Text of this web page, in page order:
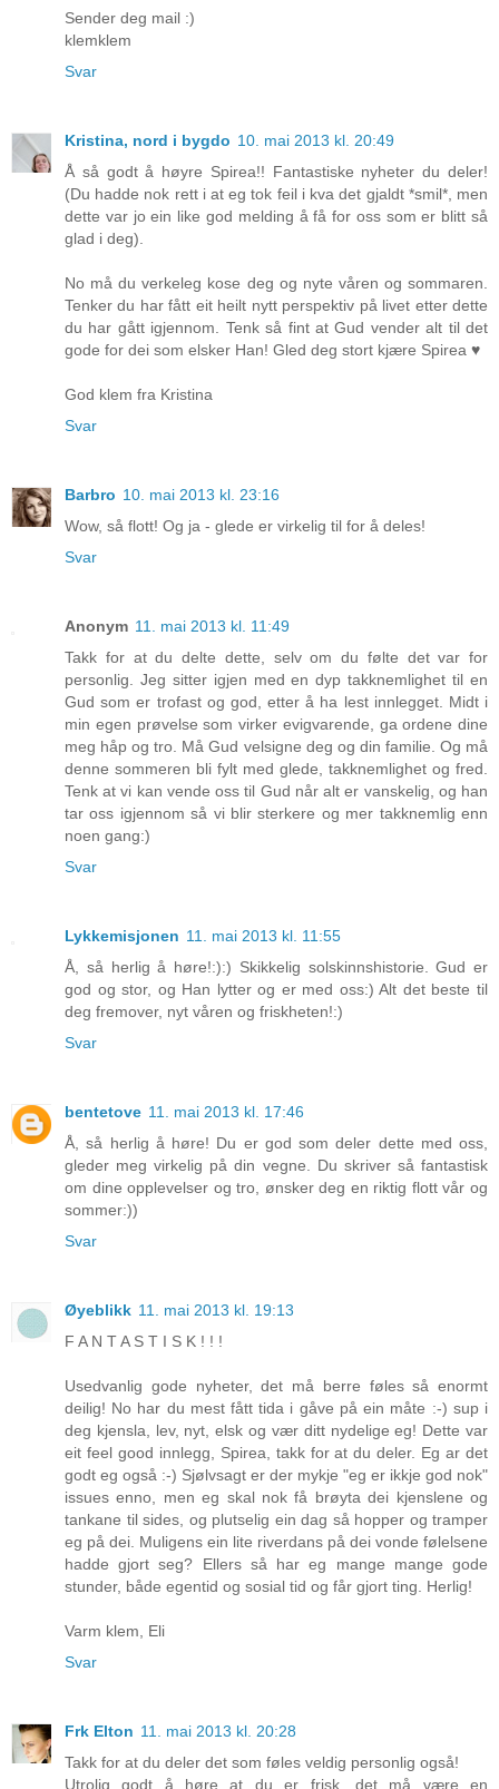
Sender deg mail :)
klemklem
Svar
Kristina, nord i bygdo 10. mai 2013 kl. 20:49
Å så godt å høyre Spirea!! Fantastiske nyheter du deler!
(Du hadde nok rett i at eg tok feil i kva det gjaldt *smil*, men
dette var jo ein like god melding å få for oss som er blitt så
glad i deg).
No må du verkeleg kose deg og nyte våren og sommaren.
Tenker du har fått eit heilt nytt perspektiv på livet etter dette
du har gått igjennom. Tenk så fint at Gud vender alt til det
gode for dei som elsker Han! Gled deg stort kjære Spirea ♥
God klem fra Kristina
Svar
Barbro 10. mai 2013 kl. 23:16
Wow, så flott! Og ja - glede er virkelig til for å deles!
Svar
Anonym 11. mai 2013 kl. 11:49
Takk for at du delte dette, selv om du følte det var for
personlig. Jeg sitter igjen med en dyp takknemlighet til en
Gud som er trofast og god, etter å ha lest innlegget. Midt i
min egen prøvelse som virker evigvarende, ga ordene dine
meg håp og tro. Må Gud velsigne deg og din familie. Og må
denne sommeren bli fylt med glede, takknemlighet og fred.
Tenk at vi kan vende oss til Gud når alt er vanskelig, og han
tar oss igjennom så vi blir sterkere og mer takknemlig enn
noen gang:)
Svar
Lykkemisjonen 11. mai 2013 kl. 11:55
Å, så herlig å høre!:):) Skikkelig solskinnshistorie. Gud er
god og stor, og Han lytter og er med oss:) Alt det beste til
deg fremover, nyt våren og friskheten!:)
Svar
bentetove 11. mai 2013 kl. 17:46
Å, så herlig å høre! Du er god som deler dette med oss,
gleder meg virkelig på din vegne. Du skriver så fantastisk
om dine opplevelser og tro, ønsker deg en riktig flott vår og
sommer:))
Svar
Øyeblikk 11. mai 2013 kl. 19:13
F A N T A S T I S K ! ! !
Usedvanlig gode nyheter, det må berre føles så enormt
deilig! No har du mest fått tida i gåve på ein måte :-) sup i
deg kjensla, lev, nyt, elsk og vær ditt nydelige eg! Dette var
eit feel good innlegg, Spirea, takk for at du deler. Eg ar det
godt eg også :-) Sjølvsagt er der mykje "eg er ikkje god nok"
issues enno, men eg skal nok få brøyta dei kjenslene og
tankane til sides, og plutselig ein dag så hopper og tramper
eg på dei. Muligens ein lite riverdans på dei vonde følelsene
hadde gjort seg? Ellers så har eg mange mange gode
stunder, både egentid og sosial tid og får gjort ting. Herlig!
Varm klem, Eli
Svar
Frk Elton 11. mai 2013 kl. 20:28
Takk for at du deler det som føles veldig personlig også!
Utrolig godt å høre at du er frisk, det må være en